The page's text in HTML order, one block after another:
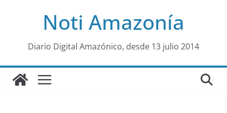
al
Noti Amazonía
Diario Digital Amazónico, desde 13 julio 2014